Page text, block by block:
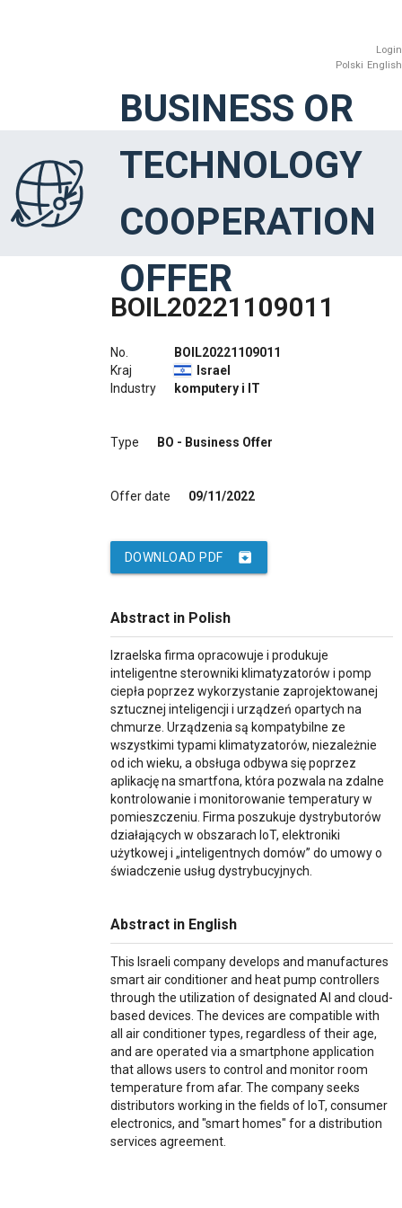
Login
Polski English
BUSINESS OR
TECHNOLOGY
COOPERATION
OFFER
BOIL20221109011
No.
Kraj
Industry
BOIL20221109011
Israel
komputery i IT
Type BO - Business Offer
Offer date 09/11/2022
archive
DOWNLOAD PDF
Abstract in Polish
Izraelska firma opracowuje i produkuje
inteligentne sterowniki klimatyzatorów i pomp
ciepła poprzez wykorzystanie zaprojektowanej
sztucznej inteligencji i urządzeń opartych na
chmurze. Urządzenia są kompatybilne ze
wszystkimi typami klimatyzatorów, niezależnie
od ich wieku, a obsługa odbywa się poprzez
aplikację na smartfona, która pozwala na zdalne
kontrolowanie i monitorowanie temperatury w
pomieszczeniu. Firma poszukuje dystrybutorów
działających w obszarach IoT, elektroniki
użytkowej i „inteligentnych domów” do umowy o
świadczenie usług dystrybucyjnych.
Abstract in English
This Israeli company develops and manufactures
smart air conditioner and heat pump controllers
through the utilization of designated AI and cloud-
based devices. The devices are compatible with
all air conditioner types, regardless of their age,
and are operated via a smartphone application
that allows users to control and monitor room
temperature from afar. The company seeks
distributors working in the fields of IoT, consumer
electronics, and "smart homes" for a distribution
services agreement.